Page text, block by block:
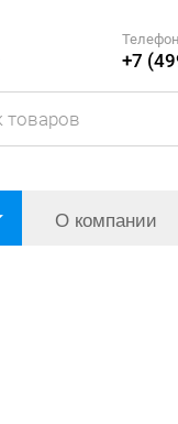
+7
О компании